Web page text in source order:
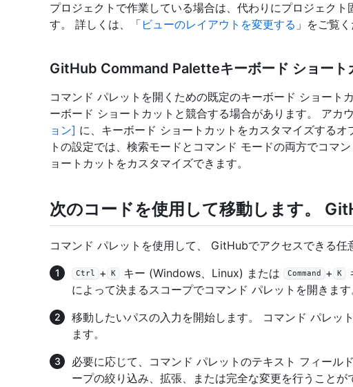
プロジェクトで作業している場合は、代わりにプロジェク
す。 詳しくは、「 ビューのレイアウトを変更する 」をご覧く
GitHub Command Paletteキーボード ショート
コマンド パレットを開くための既定のキーボード ショート
ーボード ショートカットと競合する場合があります。 アカ
ョン] に、キーボード ショートカットをカスタマイズする
トの設定では、検索モードとコマンド モードの両方でコマ
ョートカットをカスタマイズできます。
次のコードを使用して移動します。
コマンド パレットを使用して、 GitHubでアクセスできる任
Ctrl + K キー (Windows、Linux) または Command + K
によって決まるスコープでコマンド パレットを開きます
移動したいパスの入力を開始します。 コマンド パレッ
ます。
必要に応じて、コマンド パレットのテキスト フィール
ープの絞り込み、拡張、または完全な変更を行うことが